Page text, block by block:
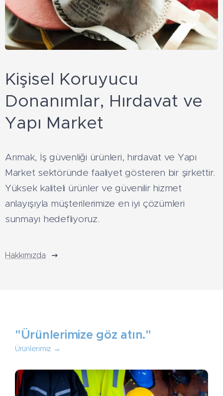
Kişisel Koruyucu
Donanımlar, Hırdavat ve
Yapı Market
Arımak, İş güvenliği ürünleri, hırdavat ve Yapı
Market sektöründe faaliyet gösteren bir şirkettir.
Yüksek kaliteli ürünler ve güvenilir hizmet
anlayışıyla müşterilerimize en iyi çözümleri
sunmayı hedefliyoruz.
Hakkımızda
"Ürünlerimize göz atın."
Ürünlerimiz →